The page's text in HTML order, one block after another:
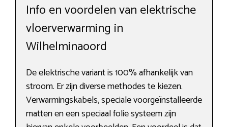
Info en voordelen van elektrische
vloerverwarming in
Wilhelminaoord
De elektrische variant is 100% afhankelijk van
stroom. Er zijn diverse methodes te kiezen.
Verwarmingskabels, speciale voorgeïnstalleerde
matten en een speciaal folie systeem zijn